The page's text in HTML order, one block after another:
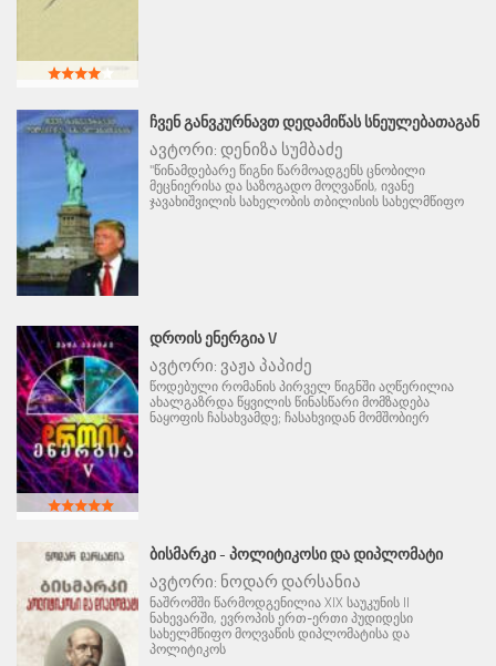
ᲩᲕᲔᲜ ᲒᲐᲜᲕᲙᲣᲠᲜᲐᲕᲗ ᲓᲔᲓᲐᲛᲘᲬᲐᲡ ᲡᲜᲔᲣᲚᲔᲑᲐᲗᲐᲒᲐᲜ
ავტორი: დენიზა სუმბაძე
"წინამდებარე წიგნი წარმოადგენს ცნობილი
მეცნიერისა და საზოგადო მოღვაწის, ივანე
ჯავახიშვილის სახელობის თბილისის სახელმწიფო
ᲓᲠᲝᲘᲡ ᲔᲜᲔᲠᲒᲘᲐ V
ავტორი: ვაჟა პაპიძე
წოდებული რომანის პირველ წიგნში აღწერილია
ახალგაზრდა წყვილის წინასწარი მომზადება
ნაყოფის ჩასახვამდე; ჩასახვიდან მომშობიერ
ᲑᲘᲡᲛᲐᲠᲙᲘ - ᲞᲝᲚᲘᲢᲘᲙᲝᲡᲘ ᲓᲐ ᲓᲘᲞᲚᲝᲛᲐᲢᲘ
ავტორი: ნოდარ დარსანია
ნაშრომში წარმოდგენილია XIX საუკუნის II
ნახევარში, ევროპის ერთ-ერთი პუდიდესი
სახელმწიფო მოღვაწის დიპლომატისა და
პოლიტიკოს